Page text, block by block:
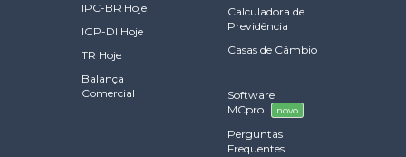
IPC-BR Hoje
IGP-DI Hoje
TR Hoje
Balança
Comercial
Calculadora de
Previdência
Casas de Câmbio
Software
MCpro
novo
Perguntas
Frequentes